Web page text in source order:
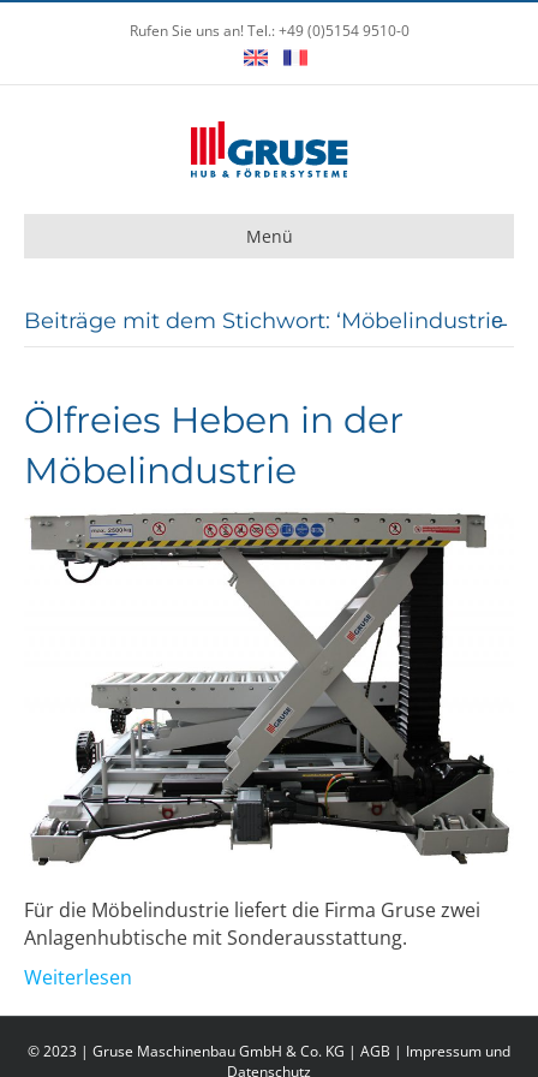
Rufen Sie uns an! Tel.: +49 (0)5154 9510-0
Menü
Beiträge mit dem Stichwort: ‘Möbelindustrie̵
Ölfreies Heben in der
Möbelindustrie
Für die Möbelindustrie liefert die Firma Gruse zwei
Anlagenhubtische mit Sonderausstattung.
Weiterlesen
© 2023 | Gruse Maschinenbau GmbH & Co. KG | AGB | Impressum und
Datenschutz